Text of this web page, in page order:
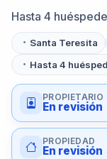
Hasta 4
Santa Teresita
Hasta 4
PROPIETARIO
En revisión
PROPIEDAD
En revisión